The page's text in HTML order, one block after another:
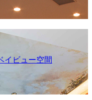
イビュー空間